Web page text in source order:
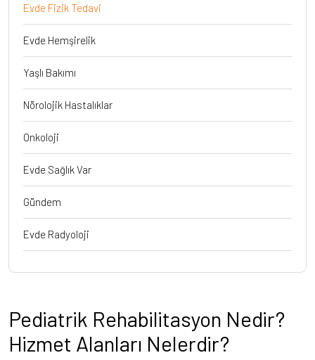
Evde Fizik Tedavi
Evde Hemşirelik
Yaşlı Bakımı
Nörolojik Hastalıklar
Onkoloji
Evde Sağlık Var
Gündem
Evde Radyoloji
Pediatrik Rehabilitasyon Nedir?
Hizmet Alanları Nelerdir?